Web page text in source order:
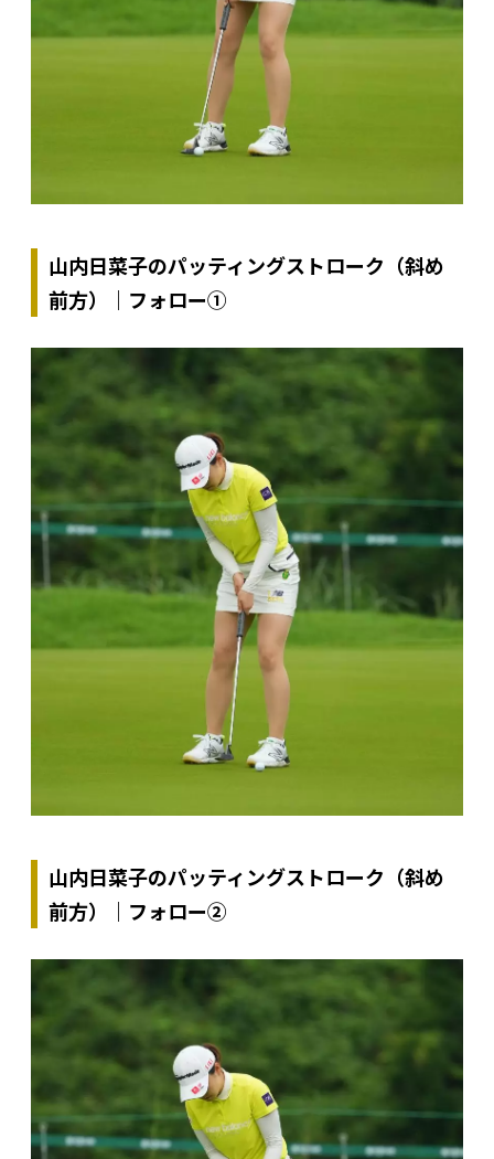
山内日菜子のパッティングストローク（斜め
前方）｜フォロー①
山内日菜子のパッティングストローク（斜め
前方）｜フォロー②